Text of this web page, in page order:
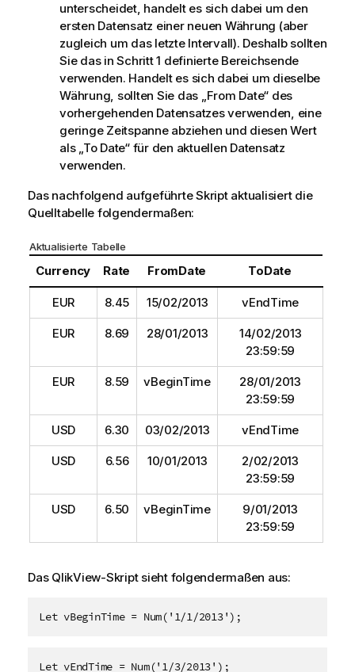
unterscheidet, handelt es sich dabei um den
ersten Datensatz einer neuen Währung (aber
zugleich um das letzte Intervall). Deshalb sollten
Sie das in Schritt 1 definierte Bereichsende
verwenden. Handelt es sich dabei um dieselbe
Währung, sollten Sie das „From Date“ des
vorhergehenden Datensatzes verwenden, eine
geringe Zeitspanne abziehen und diesen Wert
als „To Date“ für den aktuellen Datensatz
verwenden.
Das nachfolgend aufgeführte Skript aktualisiert die
Quelltabelle folgendermaßen:
Aktualisierte Tabelle
Currency Rate FromDate ToDate
EUR 8.45 15/02/2013 vEndTime
EUR 8.69 28/01/2013
14/02/2013
23:59:59
EUR 8.59 vBeginTime
28/01/2013
23:59:59
USD 6.30 03/02/2013 vEndTime
USD 6.56 10/01/2013
2/02/2013
23:59:59
USD 6.50 vBeginTime
9/01/2013
23:59:59
Das QlikView-Skript sieht folgendermaßen aus:
Let vBeginTime = Num('1/1/2013');
Let vEndTime = Num('1/3/2013');